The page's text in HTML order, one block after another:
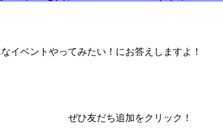
イベントやってみたい！にお答えしますよ！
ぜひ友だち追加をクリック！